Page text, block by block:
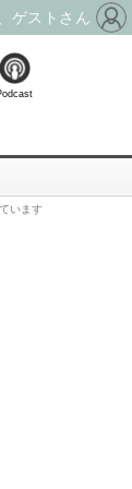
います
ゲストさん